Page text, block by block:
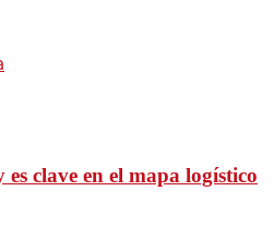
clave en el mapa logístico